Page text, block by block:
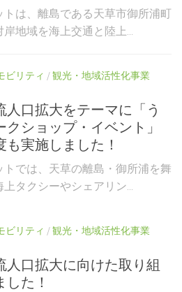
トは、離島である天草市御所浦町
地域を海上交通と陸上...
ビリティ /観光・地域活性化事業
人口拡大をテーマに「う
ショップ・イベント」
も実施しました！
トでは、天草の離島・御所浦を舞
タクシーやシェアリン...
ビリティ /観光・地域活性化事業
人口拡大に向けた取り組
た！